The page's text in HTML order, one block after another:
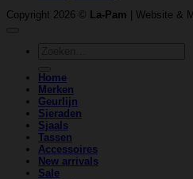
Copyright 2026 © La-Pam | Website &
Home
Merken
Geurlijn
Sieraden
Sjaals
Tassen
Accessoires
New arrivals
Sale